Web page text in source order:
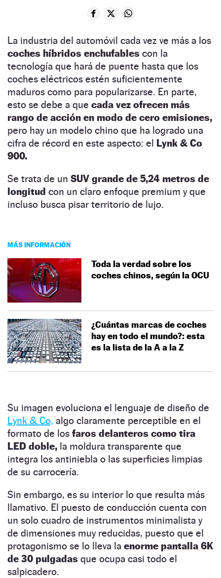
La industria del automóvil cada vez ve más a los
coches híbridos enchufables con la
tecnología que hará de puente hasta que los
coches eléctricos estén suficientemente
maduros como para popularizarse. En parte,
esto se debe a que cada vez ofrecen más
rango de acción en modo de cero emisiones,
pero hay un modelo chino que ha logrado una
cifra de récord en este aspecto: el Lynk & Co
900.
Se trata de un SUV grande de 5,24 metros de
longitud con un claro enfoque premium y que
incluso busca pisar territorio de lujo.
MÁS INFORMACIÓN
Toda la verdad sobre los
coches chinos, según la OCU
¿Cuántas marcas de coches
hay en todo el mundo?: esta
es la lista de la A a la Z
Su imagen evoluciona el lenguaje de diseño de
Lynk & Co, algo claramente perceptible en el
formato de los faros delanteros como tira
LED doble, la moldura transparente que
integra los antiniebla o las superficies limpias
de su carrocería.
Sin embargo, es su interior lo que resulta más
llamativo. El puesto de conducción cuenta con
un solo cuadro de instrumentos minimalista y
de dimensiones muy reducidas, puesto que el
protagonismo se lo lleva la enorme pantalla 6K
de 30 pulgadas que ocupa casi todo el
salpicadero.